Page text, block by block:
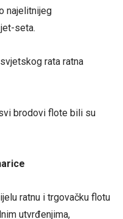
najelitnijeg
seta.
rata ratna
brodovi flote bili su
ratnu i trgovačku flotu
utvrđenjima,